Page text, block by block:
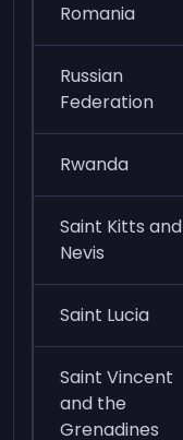
Romania
Russian
Federation
Rwanda
Saint Kitts and
Nevis
Saint Lucia
Saint Vincent
and the
Grenadines